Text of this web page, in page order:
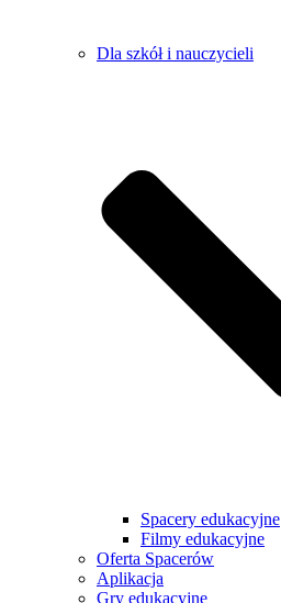
Dla szkół i nauczycieli
Spacery edukacyjne
Filmy edukacyjne
Oferta Spacerów
Aplikacja
Gry edukacyjne